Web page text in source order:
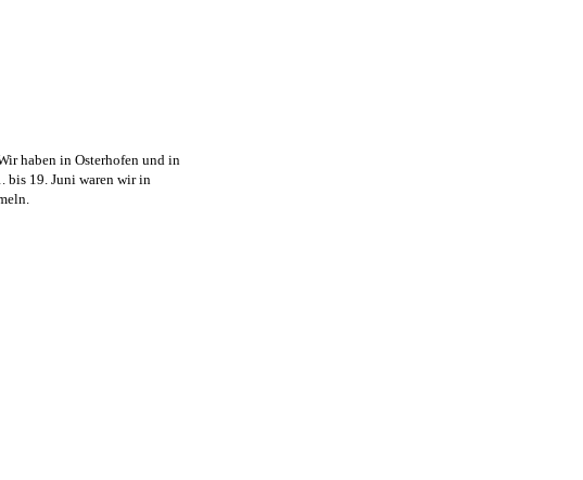
haben in Osterhofen und in
bis 19. Juni waren wir in